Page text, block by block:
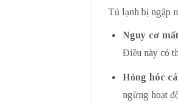
Tủ lạnh bị ngập
Nguy cơ
Điều này có
Hỏng hóc
ngừng hoạt